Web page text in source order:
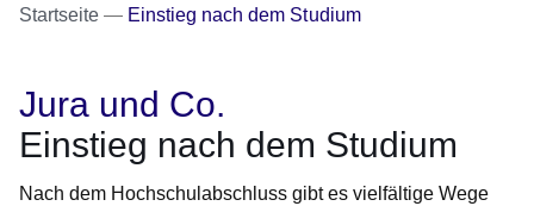
Startseite Einstieg nach dem Studium
Jura und Co.
Einstieg nach dem Studium
Nach dem Hochschulabschluss gibt es vielfältige Wege